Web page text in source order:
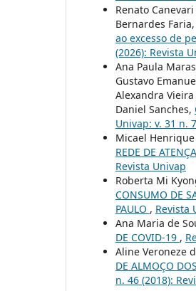
Renato
Bernardes
ao excesso de
(2026): Revista
Ana Paula
Gustavo
Alexandra
Daniel Sanches,
Univap: v. 31 n.
Micael
REDE DE
Revista Univap
Roberta Mi
CONSUMO DE
PAULO , Revista
Ana Maria de
DE COVID-19 ,
Aline Veroneze
DE ALMOÇO
n. 46 (2018):